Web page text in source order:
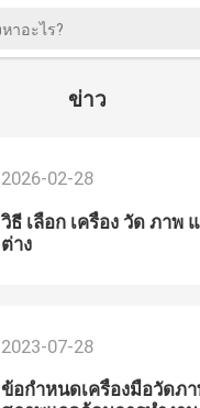
ข่าว
2026-02-28
วิธี เลือก เครื่อง วัด ภาพ
ต่าง
2023-07-28
ข้อกำหนดเครื่องมือวัดภ